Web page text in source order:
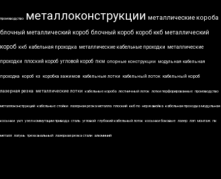
производство металлоконструкции металлические короба
блочный металлический короб блочный короб короб ккб металлический
короб ккб кабельная проходка металлические кабельные проходки металлические
проходки плоский короб угловой короб пкм опорные конструкции модульная кабельная
проходка короб кз коробка зажимов кабельные лотки кабельный лоток кабельный короб
лазерная резка металлические лотки кабельные короба лестничный лоток лотки перфорированные производство
металлоконструкций кабельные стойки лазерная резка металла плоский ккб по нержавейка кабельная проходка модульная
косынки укп узел коммутации привода сталь угловой глубокий кабельный лоток косынки боковые лазер лэп монтаж пк
металл латунь трехканальный лазерная резка стали алюминий